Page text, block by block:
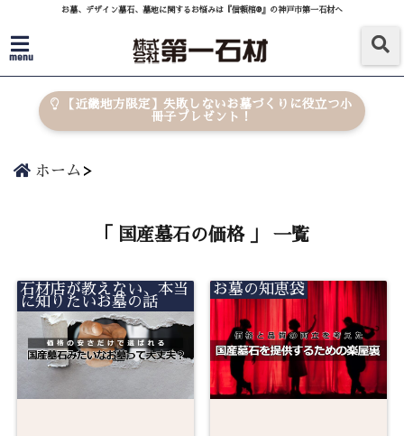
お墓、デザイン墓石、墓地に関するお悩みは『信頼棺®』の神戸市第一石材へ
menu
【近畿地方限定】失敗しないお墓づくりに役立つ小
冊子プレゼント！
ホーム
「 国産墓石の価格 」 一覧
石材店が教えない、本当
に知りたいお墓の話
お墓の知恵袋